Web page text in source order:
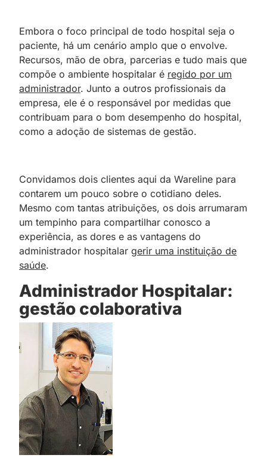
Embora o foco principal de todo hospital seja o
paciente, há um cenário amplo que o envolve.
Recursos, mão de obra, parcerias e tudo mais que
compõe o ambiente hospitalar é regido por um
administrador. Junto a outros profissionais da
empresa, ele é o responsável por medidas que
contribuam para o bom desempenho do hospital,
como a adoção de sistemas de gestão.
Convidamos dois clientes aqui da Wareline para
contarem um pouco sobre o cotidiano deles.
Mesmo com tantas atribuições, os dois arrumaram
um tempinho para compartilhar conosco a
experiência, as dores e as vantagens do
administrador hospitalar gerir uma instituição de
saúde.
Administrador Hospitalar:
gestão colaborativa